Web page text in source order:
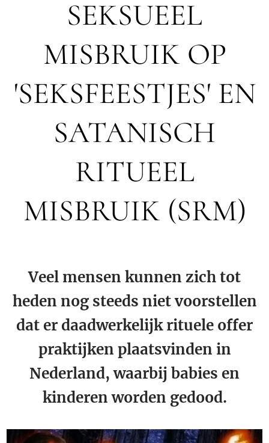
SEKSUEEL
MISBRUIK OP
'SEKSFEESTJES' EN
SATANISCH
RITUEEL
MISBRUIK (SRM)
Veel mensen kunnen zich tot
heden nog steeds niet voorstellen
dat er daadwerkelijk rituele offer
praktijken plaatsvinden in
Nederland, waarbij babies en
kinderen worden gedood.